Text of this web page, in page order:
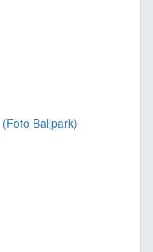
(Foto Ballpark)